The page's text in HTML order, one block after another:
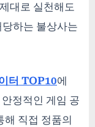
대로 실천해도
당하는 불상사는
터 TOP10에
정적인 게임 공
해 직접 정품의